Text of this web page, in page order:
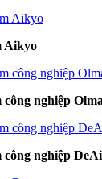
Aikyo
nghiệp
công nghiệp